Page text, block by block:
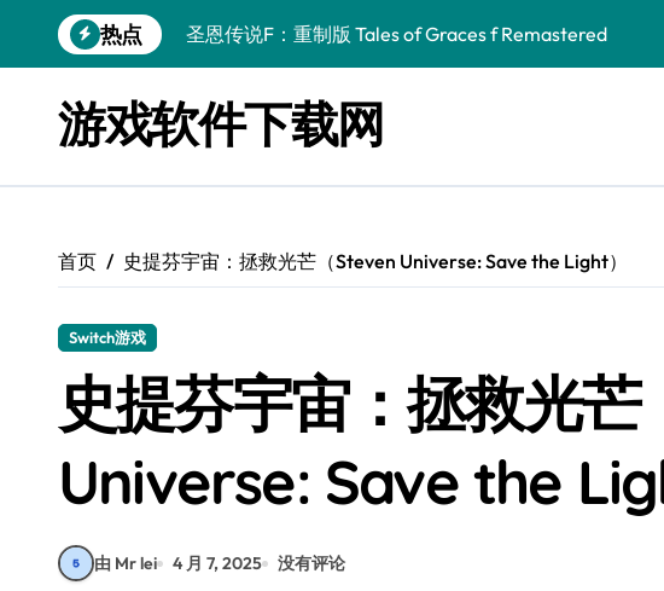
到
热点
圣恩传说F：重制版 Tales of Graces f Remastered
终焉之玛格诺利亚：雾中之花 ENDER MAGNOLIA Bloom
星球大战前传1：绝地力量之战 Star Wars Episode I Jedi
阿瑞亚之旅 Worlds of Aria
阿喀琉斯：传说未竟之谜 Achilles Legends Untold
小镇惊魂：重制版合集 DreadOut Remastered
游戏软件下载网
首页 史提芬宇宙：拯救光芒（Steven Universe: Save the Light）
Switch游戏
史提芬宇宙：拯救光
Universe: Save the
由 Mr lei 4 月 7, 2025 没有评论